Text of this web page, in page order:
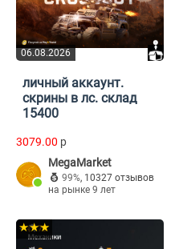
06.08.2026
личный аккаунт.
скрины в лс. склад
15400
3079.00 p
MegaMarket
99%, 10327 отзывов
на рынке 9 лет
★★★